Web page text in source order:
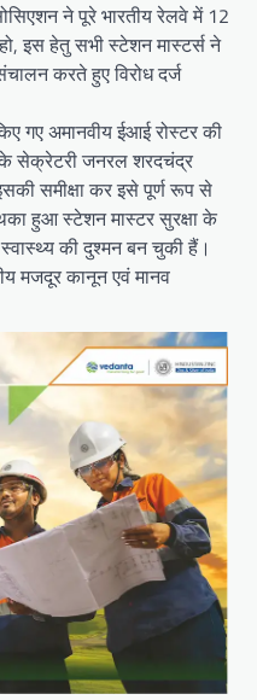
ने पूरे भारतीय रेलवे में 12
इस हेतु सभी स्टेशन मास्टर्स ने
करते हुए विरोध दर्ज
गए अमानवीय ईआई रोस्टर की
सेक्रेटरी जनरल शरदचंद्र
समीक्षा कर इसे पूर्ण रूप से
हुआ स्टेशन मास्टर सुरक्षा के
की दुश्मन बन चुकी हैं।
मजदूर कानून एवं मानव